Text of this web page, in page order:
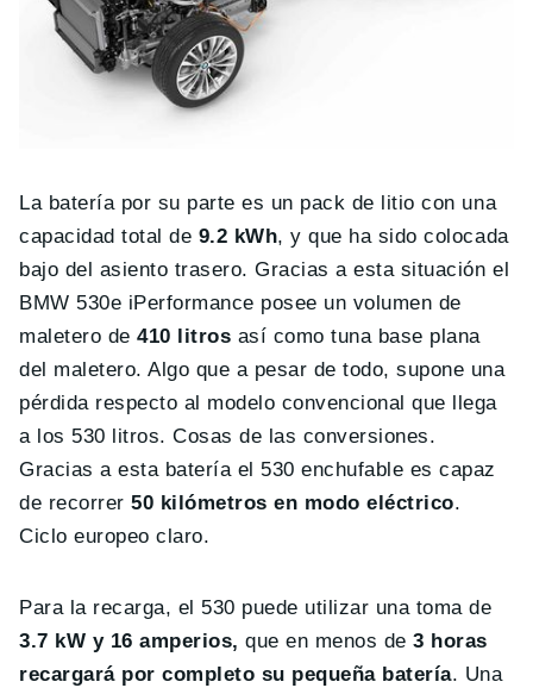
La batería por su parte es un pack de litio con una
capacidad total de 9.2 kWh, y que ha sido colocada
bajo del asiento trasero. Gracias a esta situación el
BMW 530e iPerformance posee un volumen de
maletero de 410 litros así como tuna base plana
del maletero. Algo que a pesar de todo, supone una
pérdida respecto al modelo convencional que llega
a los 530 litros. Cosas de las conversiones.
Gracias a esta batería el 530 enchufable es capaz
de recorrer50 kilómetros en modo eléctrico.
Ciclo europeo claro.
Para la recarga, el 530 puede utilizar una toma de
3.7 kW y 16 amperios, que en menos de3 horas
recargará por completo su pequeña batería. Una